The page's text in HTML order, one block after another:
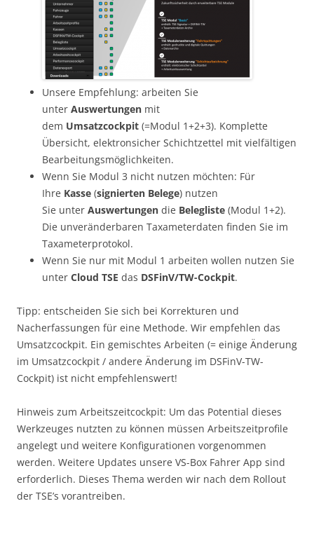
Unsere Empfehlung: arbeiten Sie
unter Auswertungen mit
dem Umsatzcockpit (=Modul 1+2+3). Komplette
Übersicht, elektronsicher Schichtzettel mit vielfältigen
Bearbeitungsmöglichkeiten.
Wenn Sie Modul 3 nicht nutzen möchten: Für
Ihre Kasse (signierten Belege) nutzen
Sie unter Auswertungen die Belegliste (Modul 1+2).
Die unveränderbaren Taxameterdaten finden Sie im
Taxameterprotokol.
Wenn Sie nur mit Modul 1 arbeiten wollen nutzen Sie
unter Cloud TSE das DSFinV/TW-Cockpit.
Tipp: entscheiden Sie sich bei Korrekturen und
Nacherfassungen für eine Methode. Wir empfehlen das
Umsatzcockpit. Ein gemischtes Arbeiten (= einige Änderung
im Umsatzcockpit / andere Änderung im DSFinV-TW-
Cockpit) ist nicht empfehlenswert!
Hinweis zum Arbeitszeitcockpit: Um das Potential dieses
Werkzeuges nutzten zu können müssen Arbeitszeitprofile
angelegt und weitere Konfigurationen vorgenommen
werden. Weitere Updates unsere VS-Box Fahrer App sind
erforderlich. Dieses Thema werden wir nach dem Rollout
der TSE’s vorantreiben.